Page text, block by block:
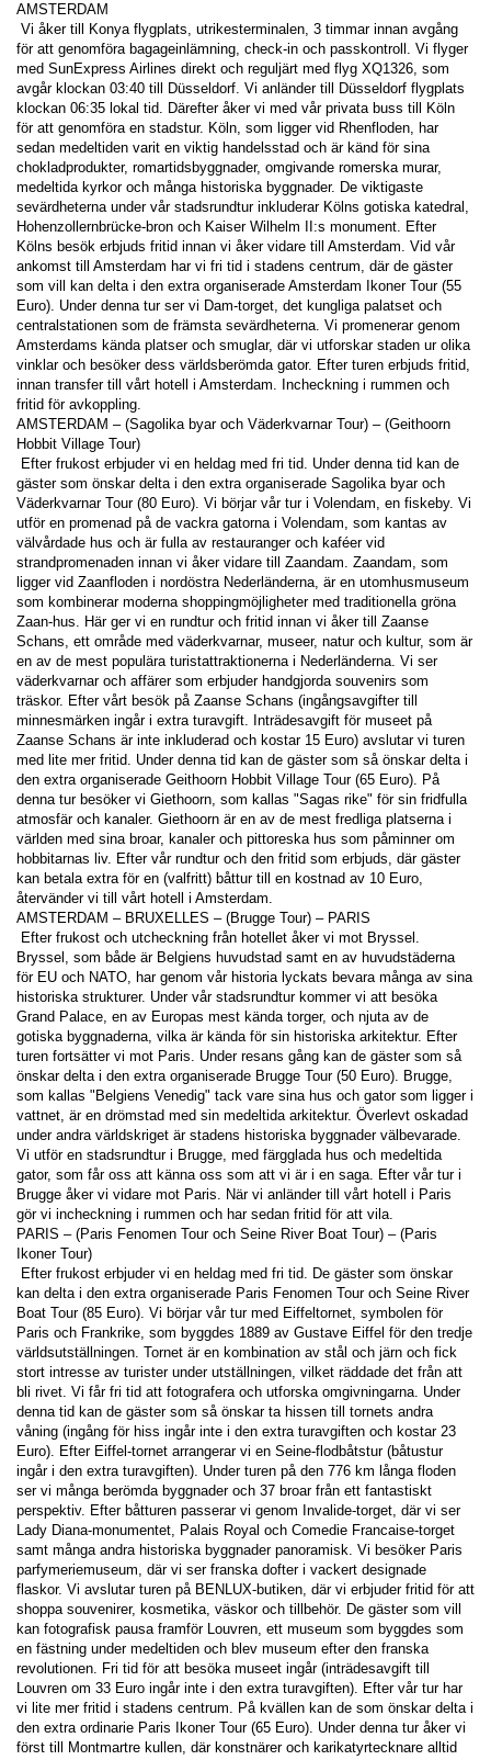
AMSTERDAM
för att genomföra bagageinlämning, check-in och passkontroll. Vi flyger
med SunExpress Airlines direkt och reguljärt med flyg XQ1326, som
avgår klockan 03:40 till Düsseldorf. Vi anländer till Düsseldorf flygplats
klockan 06:35 lokal tid. Därefter åker vi med vår privata buss till Köln
för att genomföra en stadstur. Köln, som ligger vid Rhenfloden, har
sedan medeltiden varit en viktig handelsstad och är känd för sina
chokladprodukter, romartidsbyggnader, omgivande romerska murar,
medeltida kyrkor och många historiska byggnader. De viktigaste
sevärdheterna under vår stadsrundtur inkluderar Kölns gotiska katedral,
Hohenzollernbrücke-bron och Kaiser Wilhelm II:s monument. Efter
Kölns besök erbjuds fritid innan vi åker vidare till Amsterdam. Vid vår
ankomst till Amsterdam har vi fri tid i stadens centrum, där de gäster
som vill kan delta i den extra organiserade Amsterdam Ikoner Tour (55
Euro). Under denna tur ser vi Dam-torget, det kungliga palatset och
centralstationen som de främsta sevärdheterna. Vi promenerar genom
Amsterdams kända platser och smuglar, där vi utforskar staden ur olika
vinklar och besöker dess världsberömda gator. Efter turen erbjuds fritid,
innan transfer till vårt hotell i Amsterdam. Incheckning i rummen och
fritid för avkoppling.
AMSTERDAM – (Sagolika byar och Väderkvarnar Tour) – (Geithoorn
Hobbit Village Tour)
gäster som önskar delta i den extra organiserade Sagolika byar och
Väderkvarnar Tour (80 Euro). Vi börjar vår tur i Volendam, en fiskeby. Vi
utför en promenad på de vackra gatorna i Volendam, som kantas av
välvårdade hus och är fulla av restauranger och kaféer vid
strandpromenaden innan vi åker vidare till Zaandam. Zaandam, som
ligger vid Zaanfloden i nordöstra Nederländerna, är en utomhusmuseum
som kombinerar moderna shoppingmöjligheter med traditionella gröna
Zaan-hus. Här ger vi en rundtur och fritid innan vi åker till Zaanse
Schans, ett område med väderkvarnar, museer, natur och kultur, som är
en av de mest populära turistattraktionerna i Nederländerna. Vi ser
väderkvarnar och affärer som erbjuder handgjorda souvenirs som
träskor. Efter vårt besök på Zaanse Schans (ingångsavgifter till
minnesmärken ingår i extra turavgift. Inträdesavgift för museet på
Zaanse Schans är inte inkluderad och kostar 15 Euro) avslutar vi turen
med lite mer fritid. Under denna tid kan de gäster som så önskar delta i
den extra organiserade Geithoorn Hobbit Village Tour (65 Euro). På
denna tur besöker vi Giethoorn, som kallas "Sagas rike" för sin fridfulla
atmosfär och kanaler. Giethoorn är en av de mest fredliga platserna i
världen med sina broar, kanaler och pittoreska hus som påminner om
hobbitarnas liv. Efter vår rundtur och den fritid som erbjuds, där gäster
kan betala extra för en (valfritt) båttur till en kostnad av 10 Euro,
återvänder vi till vårt hotell i Amsterdam.
AMSTERDAM – BRUXELLES – (Brugge Tour) – PARIS
Bryssel, som både är Belgiens huvudstad samt en av huvudstäderna
för EU och NATO, har genom vår historia lyckats bevara många av sina
historiska strukturer. Under vår stadsrundtur kommer vi att besöka
Grand Palace, en av Europas mest kända torger, och njuta av de
gotiska byggnaderna, vilka är kända för sin historiska arkitektur. Efter
turen fortsätter vi mot Paris. Under resans gång kan de gäster som så
önskar delta i den extra organiserade Brugge Tour (50 Euro). Brugge,
som kallas "Belgiens Venedig" tack vare sina hus och gator som ligger i
vattnet, är en drömstad med sin medeltida arkitektur. Överlevt oskadad
under andra världskriget är stadens historiska byggnader välbevarade.
Vi utför en stadsrundtur i Brugge, med färgglada hus och medeltida
gator, som får oss att känna oss som att vi är i en saga. Efter vår tur i
Brugge åker vi vidare mot Paris. När vi anländer till vårt hotell i Paris
gör vi incheckning i rummen och har sedan fritid för att vila.
PARIS – (Paris Fenomen Tour och Seine River Boat Tour) – (Paris
Ikoner Tour)
kan delta i den extra organiserade Paris Fenomen Tour och Seine River
Boat Tour (85 Euro). Vi börjar vår tur med Eiffeltornet, symbolen för
Paris och Frankrike, som byggdes 1889 av Gustave Eiffel för den tredje
världsutställningen. Tornet är en kombination av stål och järn och fick
stort intresse av turister under utställningen, vilket räddade det från att
bli rivet. Vi får fri tid att fotografera och utforska omgivningarna. Under
denna tid kan de gäster som så önskar ta hissen till tornets andra
våning (ingång för hiss ingår inte i den extra turavgiften och kostar 23
Euro). Efter Eiffel-tornet arrangerar vi en Seine-flodbåtstur (båtustur
ingår i den extra turavgiften). Under turen på den 776 km långa floden
ser vi många berömda byggnader och 37 broar från ett fantastiskt
perspektiv. Efter båtturen passerar vi genom Invalide-torget, där vi ser
Lady Diana-monumentet, Palais Royal och Comedie Francaise-torget
samt många andra historiska byggnader panoramisk. Vi besöker Paris
parfymeriemuseum, där vi ser franska dofter i vackert designade
flaskor. Vi avslutar turen på BENLUX-butiken, där vi erbjuder fritid för att
shoppa souvenirer, kosmetika, väskor och tillbehör. De gäster som vill
kan fotografisk pausa framför Louvren, ett museum som byggdes som
en fästning under medeltiden och blev museum efter den franska
revolutionen. Fri tid för att besöka museet ingår (inträdesavgift till
Louvren om 33 Euro ingår inte i den extra turavgiften). Efter vår tur har
vi lite mer fritid i stadens centrum. På kvällen kan de som önskar delta i
den extra ordinarie Paris Ikoner Tour (65 Euro). Under denna tur åker vi
först till Montmartre kullen, där konstnärer och karikatyrtecknare alltid